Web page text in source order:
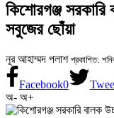
কিশোরগঞ্জ সরকারি
সবুজের ছোঁয়া
নূর আহাম্মদ পলাশ প্রকাশিত:
Facebook0
অ- অ+